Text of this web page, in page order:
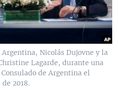
Nicolás Dujovne y la
Lagarde, durante una
de Argentina el
2018.